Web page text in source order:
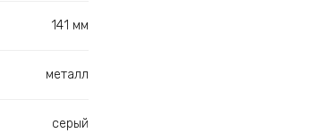
141 мм
металл
серый